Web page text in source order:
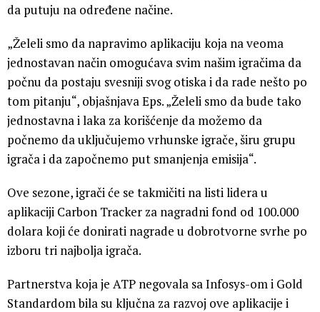
da putuju na određene načine.
„Želeli smo da napravimo aplikaciju koja na veoma
jednostavan način omogućava svim našim igračima da
počnu da postaju svesniji svog otiska i da rade nešto po
tom pitanju“, objašnjava Eps. „Želeli smo da bude tako
jednostavna i laka za korišćenje da možemo da
počnemo da uključujemo vrhunske igrače, širu grupu
igrača i da započnemo put smanjenja emisija“.
Ove sezone, igrači će se takmičiti na listi lidera u
aplikaciji Carbon Tracker za nagradni fond od 100.000
dolara koji će donirati nagrade u dobrotvorne svrhe po
izboru tri najbolja igrača.
Partnerstva koja je ATP negovala sa Infosys-om i Gold
Standardom bila su ključna za razvoj ove aplikacije i